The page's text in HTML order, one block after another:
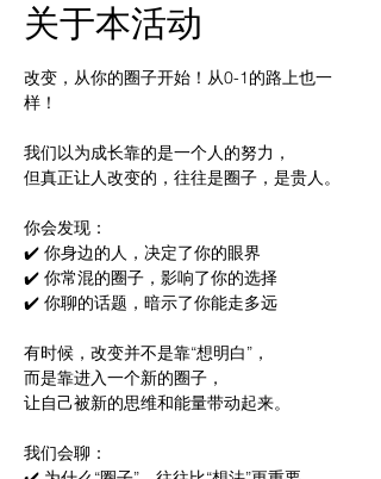
关于本活动
改变，从你的圈子开始！从0-1的路上也一
样！
我们以为成长靠的是一个人的努力，
但真正让人改变的，往往是圈子，是贵人。
你会发现：
✔️ 你身边的人，决定了你的眼界
✔️ 你常混的圈子，影响了你的选择
✔️ 你聊的话题，暗示了你能走多远
有时候，改变并不是靠“想明白”，
而是靠进入一个新的圈子，
让自己被新的思维和能量带动起来。
我们会聊：